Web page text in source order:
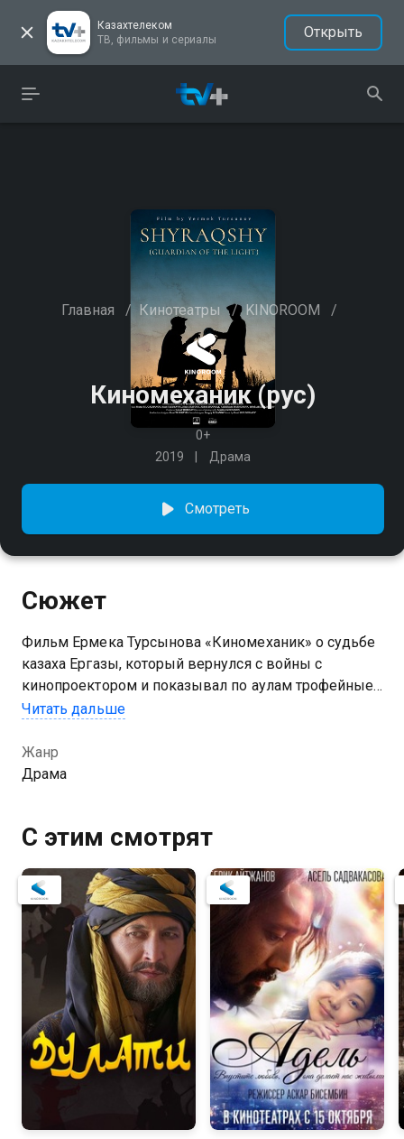
Казахтелеком
ТВ, фильмы и сериалы
Открыть
Главная / Кинотеатры / KINOROOM /
Киномеханик (рус)
0+
2019
Драма
Смотреть
Сюжет
Фильм Ермека Турсынова «Киномеханик» о судьбе
казаха Ергазы, который вернулся с войны с
кинопроектором и показывал по аулам трофейные
фильмы, за что и получил прозвище Тарзан-ага.
Читать дальше
Жанр
Драма
С этим смотрят